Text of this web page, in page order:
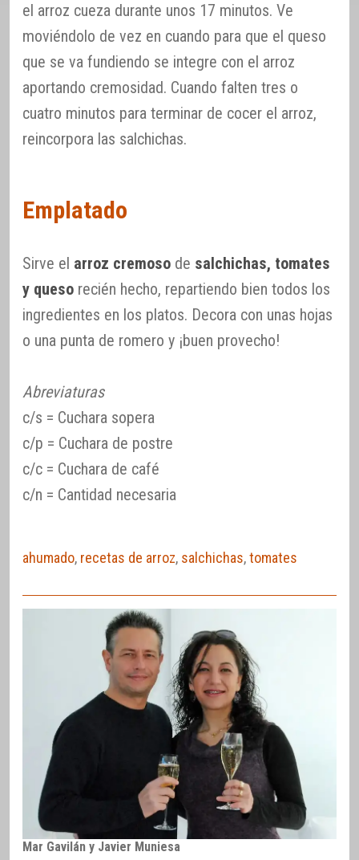
el arroz cueza durante unos 17 minutos. Ve
moviéndolo de vez en cuando para que el queso
que se va fundiendo se integre con el arroz
aportando cremosidad. Cuando falten tres o
cuatro minutos para terminar de cocer el arroz,
reincorpora las salchichas.
Emplatado
Sirve el arroz cremoso de salchichas, tomates
y queso recién hecho, repartiendo bien todos los
ingredientes en los platos. Decora con unas hojas
o una punta de romero y ¡buen provecho!
Abreviaturas
c/s = Cuchara sopera
c/p = Cuchara de postre
c/c = Cuchara de café
c/n = Cantidad necesaria
ahumado, recetas de arroz, salchichas,tomates
Mar Gavilán y Javier Muniesa